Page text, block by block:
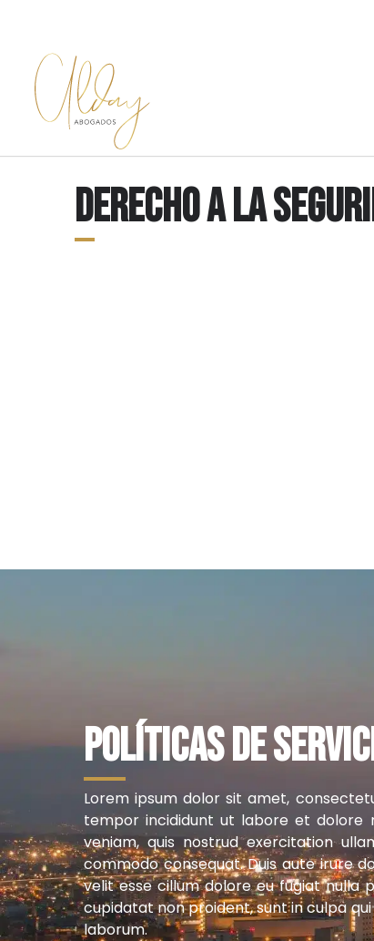
Derecho a la
Políticas de
Lorem ipsum dolor sit amet,
tempor incididunt ut labore et dolore
veniam, quis nostrud exercitation
commodo consequat. Duis aute irure
velit esse cillum dolore eu fugiat nulla
cupidatat non proident, sunt in culpa
laborum.